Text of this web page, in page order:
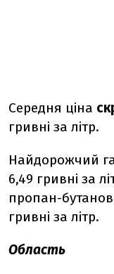
Середня ціна
гривні за літр.
Найдорожчий
6,49 гривні за
пропан-
гривні за літр.
Область